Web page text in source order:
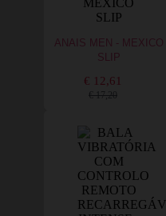
ANAIS MEN - MEXICO
SLIP
€ 12,61
€ 17,20